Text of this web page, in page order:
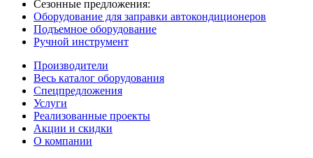
Сезонные предложения:
Оборудование для заправки автокондиционеров
Подъемное оборудование
Ручной инструмент
Производители
Весь каталог оборудования
Спецпредложения
Услуги
Реализованные проекты
Акции и скидки
О компании